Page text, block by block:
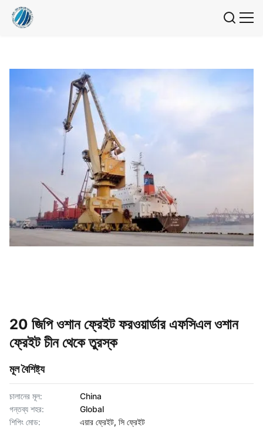
20 জিপি ওশান ফ্রেইট ফরওয়ার্ডার এফসিএল ওশান
ফ্রেইট চীন থেকে তুরস্ক
মূল বৈশিষ্ট্য
চালানের মূল:
China
গন্তব্য শহর:
Global
শিপিং মোড:
এয়ার ফ্রেইট, সি ফ্রেইট